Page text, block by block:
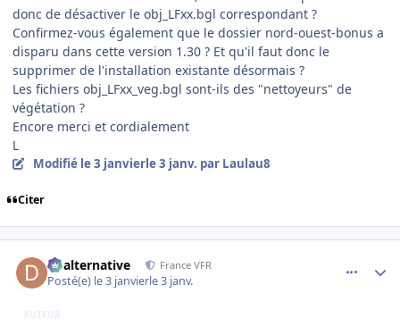
donc de désactiver le obj_LFxx.bgl correspondant ?
Confirmez-vous également que le dossier nord-ouest-bonus a
disparu dans cette version 1.30 ? Et qu'il faut donc le
supprimer de l'installation existante désormais ?
Les fichiers obj_LFxx_veg.bgl sont-ils des "nettoyeurs" de
végétation ?
Encore merci et cordialement
L
Modifié le 3 janvierle 3 janv. par Laulau8
Citer
dbalternative France VFR
Posté(e) le 3 janvierle 3 janv.
AUTEUR